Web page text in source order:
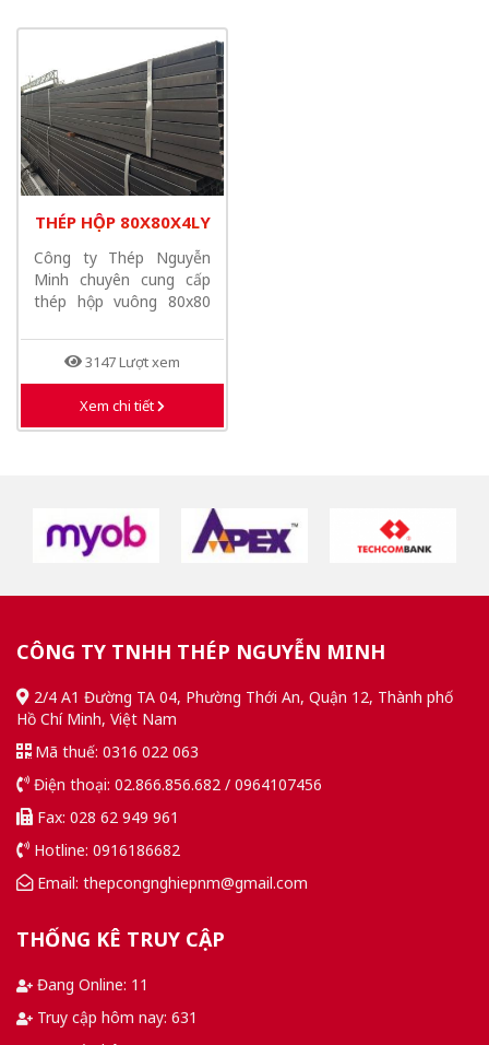
THÉP HỘP 80X80X4LY
Công ty Thép Nguyễn
Minh chuyên cung cấp
thép hộp vuông 80x80
3147 Lượt xem
Xem chi tiết
CÔNG TY TNHH THÉP NGUYỄN MINH
2/4 A1 Đường TA 04, Phường Thới An, Quận 12, Thành phố
Hồ Chí Minh, Việt Nam
Mã thuế: 0316 022 063
Điện thoại: 02.866.856.682 / 0964107456
Fax: 028 62 949 961
Hotline: 0916186682
Email: thepcongnghiepnm@gmail.com
THỐNG KÊ TRUY CẬP
Đang Online: 11
Truy cập hôm nay: 631